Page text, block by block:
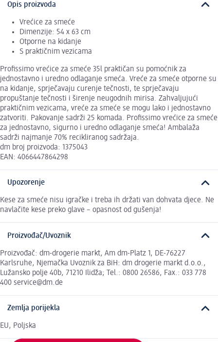
Opis proizvoda
Vrećice za smeće
Dimenzije: 54 x 63 cm
Otporne na kidanje
S praktičnim vezicama
Profissimo vrećice za smeće 35l praktičan su pomoćnik za
jednostavno i uredno odlaganje smeća. Vreće za smeće otporne su
na kidanje, sprječavaju curenje tečnosti, te sprječavaju
propuštanje tečnosti i širenje neugodnih mirisa. Zahvaljujući
praktičnim vezicama, vreće za smeće se mogu lako i jednostavno
zatvoriti. Pakovanje sadrži 25 komada. Profissimo vrećice za smeće
za jednostavno, sigurno i uredno odlaganje smeća! Ambalaža
sadrži najmanje 70% recikliranog sadržaja.
dm broj proizvoda: 1375043
EAN: 4066447864298
Upozorenje
Kese za smeće nisu igračke i treba ih držati van dohvata djece. Ne
navlačite kese preko glave – opasnost od gušenja!
Proizvođač/Uvoznik
Proizvođač: dm-drogerie markt, Am dm-Platz 1, DE-76227
Karlsruhe, Njemačka Uvoznik za BiH: dm drogerie markt d.o.o.,
Lužansko polje 40b, 71210 Ilidža; Tel.: 0800 26586, Fax.: 033 778
400 service@dm.de
Zemlja porijekla
EU, Poljska